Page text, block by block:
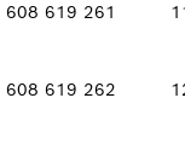
608 619 261
608 619 262